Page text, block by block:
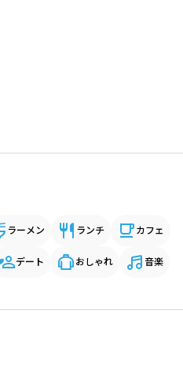
ラーメン ランチ カフェ
デート おしゃれ 音楽